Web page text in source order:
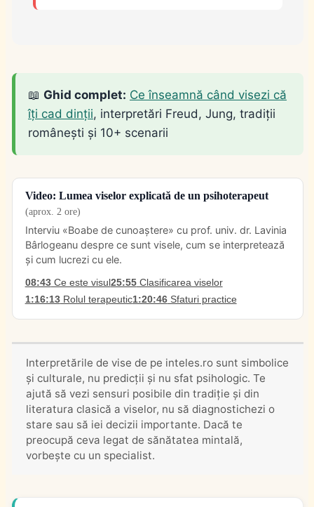
📖 Ghid complet: Ce înseamnă când visezi că
îți cad dinții, interpretări Freud, Jung, tradiții
românești și 10+ scenarii
Video: Lumea viselor explicată de un psihoterapeut
(aprox. 2 ore)
Interviu «Boabe de cunoaștere» cu prof. univ. dr. Lavinia
Bârlogeanu despre ce sunt visele, cum se interpretează
și cum lucrezi cu ele.
08:43Ce este visul 25:55Clasificarea viselor
1:16:13Rolul terapeutic1:20:46Sfaturi practice
Interpretările de vise de pe inteles.ro sunt simbolice
și culturale, nu predicții și nu sfat psihologic. Te
ajută să vezi sensuri posibile din tradiție și din
literatura clasică a viselor, nu să diagnostichezi o
stare sau să iei decizii importante. Dacă te
preocupă ceva legat de sănătatea mintală,
vorbește cu un specialist.